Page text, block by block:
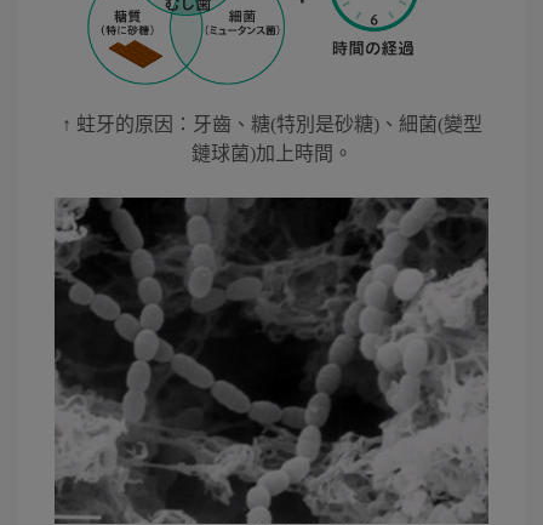
↑ 蛀牙的原因：牙齒、糖(特別是砂糖)、細菌(變型
鏈球菌)加上時間。